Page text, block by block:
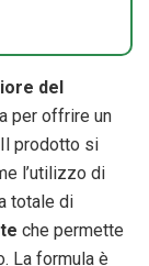
del
per offrire un
prodotto si
l’utilizzo di
totale di
che permette
La formula è